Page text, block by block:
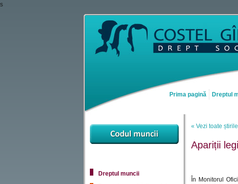
s
Prima pagină Dreptul
« Vezi toate știrile
Apariții
În Monitorul
Dreptul muncii